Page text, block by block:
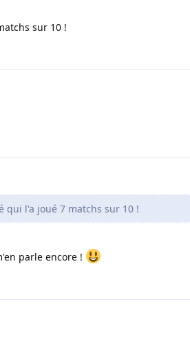
sur 10 !
qui l'a joué 7 matchs sur 10 !
parle encore !